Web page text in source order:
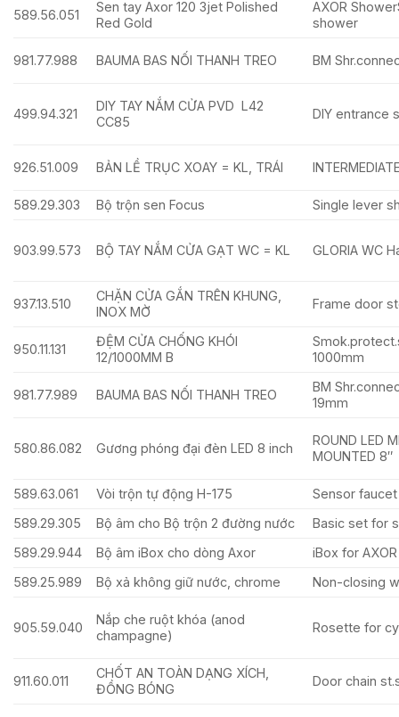
589.56.051
Sen tay Axor 120 3jet Polished
Red Gold
AXOR
shower
981.77.988 BAUMA BAS NỐI THANH TREO BM
499.94.321
DIY TAY NẮM CỬA PVD L42
CC85
DIY entrance
926.51.009 BẢN LỀ TRỤC XOAY = KL, TRÁI
589.29.303 Bộ trộn sen Focus Single lever
903.99.573 BỘ TAY NẮM CỬA GẠT WC = KL GLORIA WC
937.13.510
CHẶN CỬA GẮN TRÊN KHUNG,
INOX MỜ
Frame door
950.11.131
ĐỆM CỬA CHỐNG KHÓI
12/1000MM B
1000mm
981.77.989 BAUMA BAS NỐI THANH TREO
BM
19mm
580.86.082 Gương phóng đại đèn LED 8 inch
ROUND LED
MOUNTED 8″
589.63.061 Vòi trộn tự động H-175
Sensor faucet
589.29.305
Bộ âm cho Bộ trộn 2 đường nước
Basic set for
589.29.944
Bộ âm iBox cho dòng Axor
iBox for
589.25.989
Bộ xả không giữ nước, chrome Non-closing
905.59.040
Nắp che ruột khóa (anod
champagne)
Rosette for
911.60.011
CHỐT AN TOÀN DẠNG XÍCH,
ĐỒNG BÓNG
Door chain